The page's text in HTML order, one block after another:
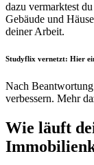
dazu vermarktest
Gebäude und
deiner Arbeit.
Studyflix vernetzt: Hier
Nach
verbessern. Mehr
Wie läuft